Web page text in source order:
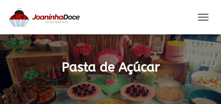
A
Pasta de Açúcar